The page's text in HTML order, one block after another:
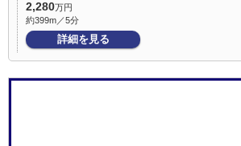
2,280万円
約399m／5分
詳細を見る